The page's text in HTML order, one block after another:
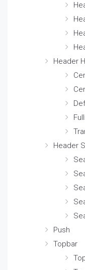
Header
Header
Push
Topbar